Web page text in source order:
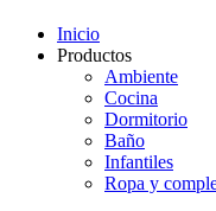
Inicio
Productos
Ambiente
Cocina
Dormitorio
Baño
Infantiles
Ropa y